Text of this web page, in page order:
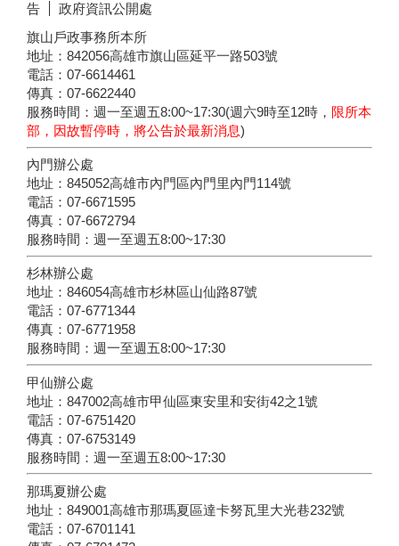
告
政府資訊公開處
旗山戶政事務所本所
地址：842056高雄市旗山區延平一路503號
電話：07-6614461
傳真：07-6622440
服務時間：週一至週五8:00~17:30(週六9時至12時， 限所本
部，因故暫停時，將公告於最新消息)
內門辦公處
地址：845052高雄市內門區內門里內門114號
電話：07-6671595
傳真：07-6672794
服務時間：週一至週五8:00~17:30
杉林辦公處
地址：846054高雄市杉林區山仙路87號
電話：07-6771344
傳真：07-6771958
服務時間：週一至週五8:00~17:30
甲仙辦公處
地址：847002高雄市甲仙區東安里和安街42之1號
電話：07-6751420
傳真：07-6753149
服務時間：週一至週五8:00~17:30
那瑪夏辦公處
地址：849001高雄市那瑪夏區達卡努瓦里大光巷232號
電話：07-6701141